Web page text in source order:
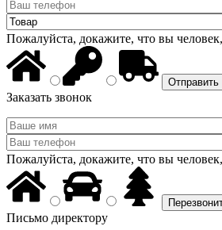
Пожалуйста, докажите, что вы
Заказать звонок
Пожалуйста, докажите, что вы
Письмо директору